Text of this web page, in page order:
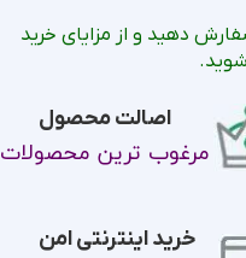
دهید و از مزایای خرید
اصالت محصول
مرغوب ترین محصولات
خرید اینترنتی امن